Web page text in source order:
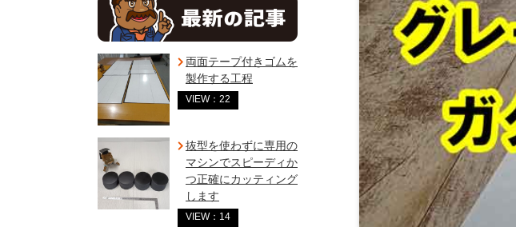
両面テープ付きゴムを
製作する工程
VIEW：22
抜型を使わずに専用の
マシンでスピーディか
つ正確にカッティング
します
VIEW：14